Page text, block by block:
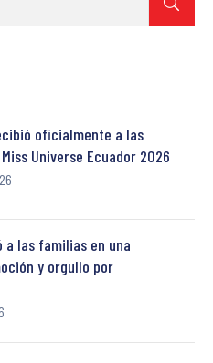
oficialmente a las
Universe Ecuador 2026
a las familias en una
y orgullo por